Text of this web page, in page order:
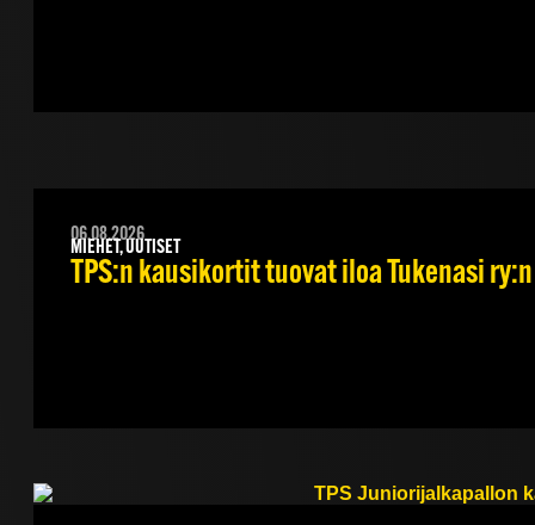
06.08.2026
MIEHET, UUTISET
TPS:n kausikortit tuovat iloa Tukenasi